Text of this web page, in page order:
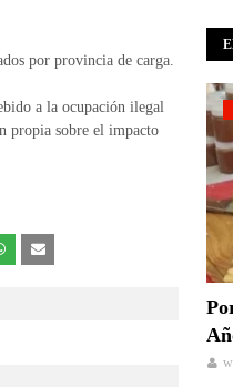
por provincia de carga.
a la ocupación ilegal
propia sobre el impacto